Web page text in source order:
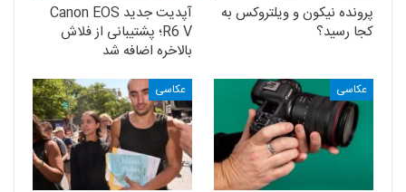
پرونده نیکون و ویلتروکس به
کجا رسید؟
آپدیت جدید Canon EOS
R6 V؛ پشتیبانی از فلاش
بالاخره اضافه شد
عکاسی عکاسی